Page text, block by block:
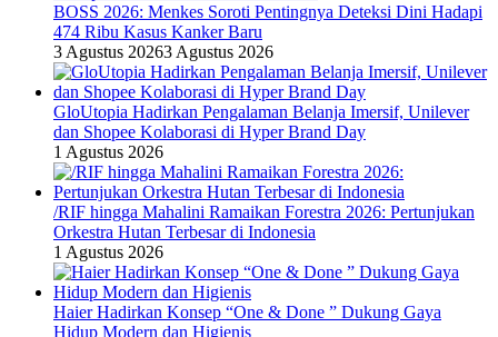
BOSS 2026: Menkes Soroti Pentingnya Deteksi Dini Hadapi
474 Ribu Kasus Kanker Baru
3 Agustus 20263 Agustus 2026
GloUtopia Hadirkan Pengalaman Belanja Imersif, Unilever
dan Shopee Kolaborasi di Hyper Brand Day
1 Agustus 2026
/RIF hingga Mahalini Ramaikan Forestra 2026: Pertunjukan
Orkestra Hutan Terbesar di Indonesia
1 Agustus 2026
Haier Hadirkan Konsep “One & Done ” Dukung Gaya
Hidup Modern dan Higienis